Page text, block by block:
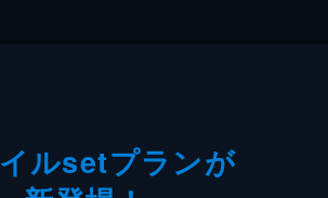
ルsetプランが